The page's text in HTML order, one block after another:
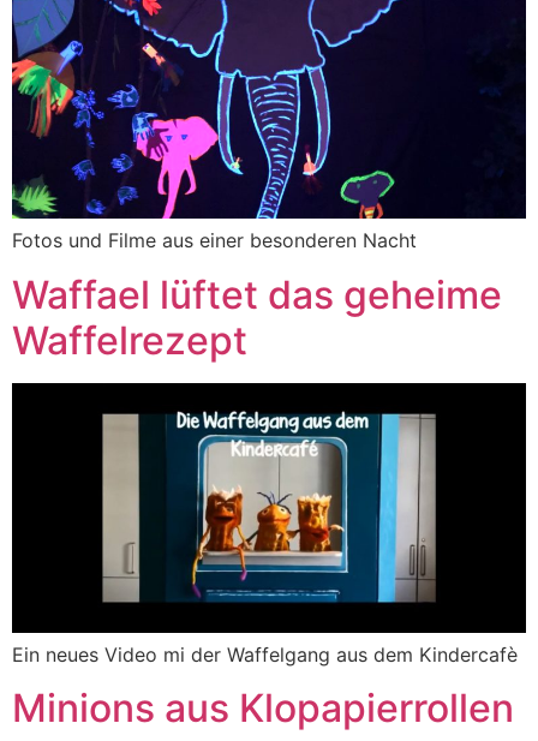
Fotos und Filme aus einer besonderen Nacht
Waffael lüftet das geheime
Waffelrezept
Ein neues Video mi der Waffelgang aus dem Kindercafè
Minions aus Klopapierrollen